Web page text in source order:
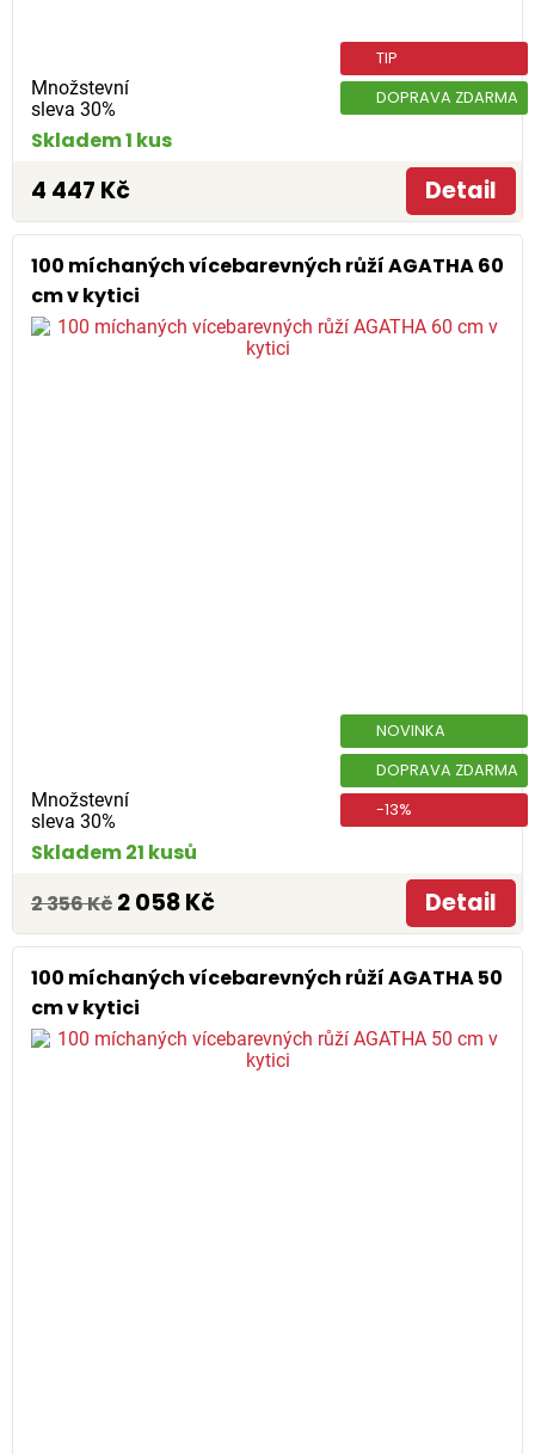
Množstevní
sleva 30%
TIP
DOPRAVA ZDARMA
Skladem 1 kus
4 447 Kč Detail
100 míchaných vícebarevných růží AGATHA 60
cm v kytici
Množstevní
sleva 30%
NOVINKA
DOPRAVA ZDARMA
-13%
Skladem 21 kusů
2 356 Kč 2 058 Kč Detail
100 míchaných vícebarevných růží AGATHA 50
cm v kytici